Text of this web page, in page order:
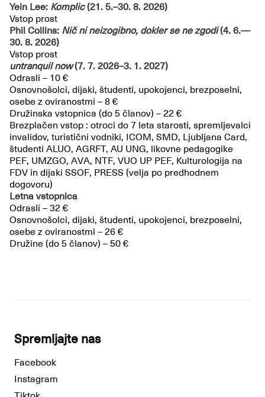
Yein Lee: Komplic(21. 5.–30. 8. 2026)
Vstop prost
Phil Collins: Nič ni neizogibno, dokler se ne zgodi(4. 6.—
30. 8. 2026)
Vstop prost
untranquil now(7. 7. 2026–3. 1. 2027)
Odrasli – 10 €
Osnovnošolci, dijaki, študenti, upokojenci, brezposelni,
osebe z oviranostmi – 8 €
Družinska vstopnica (do 5 članov) – 22 €
Brezplačen vstop : otroci do 7 leta starosti, spremljevalci
invalidov, turistični vodniki, ICOM, SMD, Ljubljana Card,
študenti ALUO, AGRFT, AU UNG, likovne pedagogike
PEF, UMZGO, AVA, NTF, VUO UP PEF, Kulturologija na
FDV in dijaki SSOF, PRESS (velja po predhodnem
dogovoru)
Letna vstopnica
Odrasli – 32 €
Osnovnošolci, dijaki, študenti, upokojenci, brezposelni,
osebe z oviranostmi – 26 €
Družine (do 5 članov) – 50 €
Spremljajte nas
Facebook
Instagram